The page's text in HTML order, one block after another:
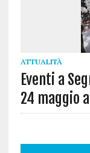
ATTUALITÀ
Eventi a
24 maggio